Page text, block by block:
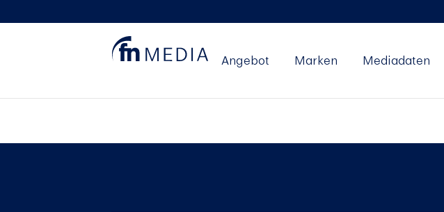
Angebot Marken Mediadaten